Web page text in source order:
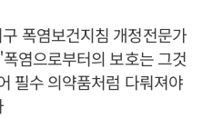
폭염보건지침 개정전문가
염으로부터의 보호는 그것
필수 의약품처럼 다뤄져야